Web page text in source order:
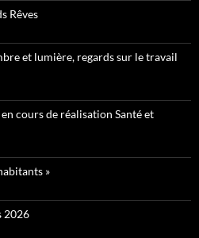
Rêves
et lumière, regards sur le travail
cours de réalisation Santé et
»
2026